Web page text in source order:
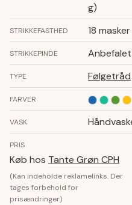
g)
STRIKKEFASTHED 18
STRIKKEPINDE Anbefalet
TYPE Følgetråd
FARVER
VASK
PRIS
Køb hos Tante Grøn CPH
(Kan indeholde reklamelinks. Der
tages forbehold for
prisændringer)